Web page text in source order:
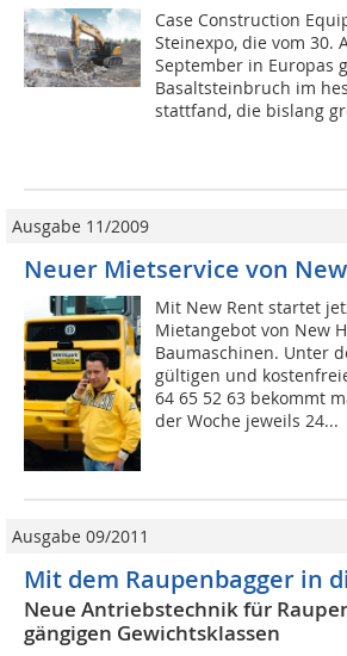
Case Construction
Steinexpo, die vom 30.
September in Europas
Basaltsteinbruch im
stattfand, die bislang
Ausgabe 11/2009
Neuer Mietservice von
Mit New Rent startet
Mietangebot von New
Baumaschinen. Unter
gültigen und
64 65 52 63 bekommt
der Woche jeweils 24...
Ausgabe 09/2011
Mit dem Raupenbagger in
Neue Antriebstechnik für
gängigen Gewichtsklassen